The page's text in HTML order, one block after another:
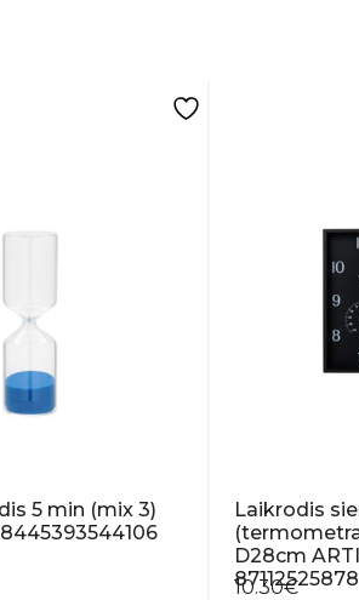
5 min (mix 3)
Laikrodis
D28cm
10.30€